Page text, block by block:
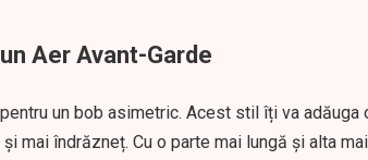
Aer Avant-Garde
un bob asimetric. Acest stil îți va adăuga
mai îndrăzneț. Cu o parte mai lungă și alta